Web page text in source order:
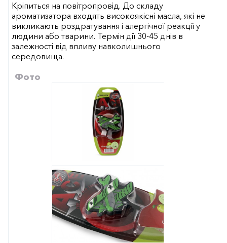
Кріпиться на повітропровід. До складу
ароматизатора входять високоякісні масла, які не
викликають роздратування і алергічної реакції у
людини або тварини. Термін дії 30-45 днів в
залежності від впливу навколишнього
середовища.
Фото